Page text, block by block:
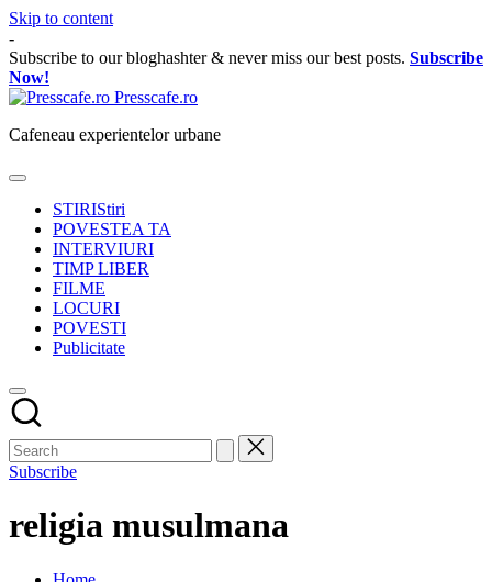
Skip to content
-
Subscribe to our bloghashter & never miss our best posts. Subscribe
Now!
Presscafe.ro
Cafeneau experientelor urbane
STIRIStiri
POVESTEA TA
INTERVIURI
TIMP LIBER
FILME
LOCURI
POVESTI
Publicitate
Subscribe
religia musulmana